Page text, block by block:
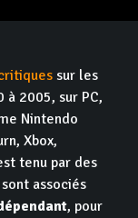
sur les
à 2005, sur PC,
Nintendo
Xbox,
tenu par des
associés
, pour